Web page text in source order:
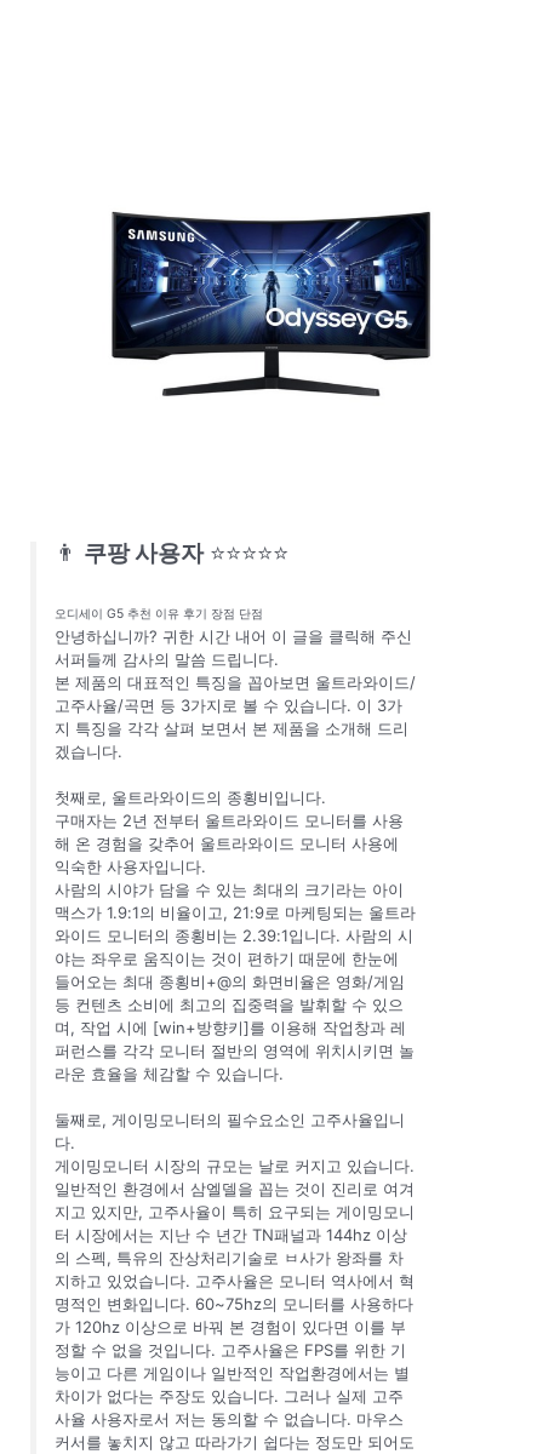
👨 쿠팡 사용자 ⭐⭐⭐⭐⭐
오디세이 G5 추천 이유 후기 장점 단점
안녕하십니까? 귀한 시간 내어 이 글을 클릭해 주신
서퍼들께 감사의 말씀 드립니다.
본 제품의 대표적인 특징을 꼽아보면 울트라와이드/
고주사율/곡면 등 3가지로 볼 수 있습니다. 이 3가
지 특징을 각각 살펴 보면서 본 제품을 소개해 드리
겠습니다.
첫째로, 울트라와이드의 종횡비입니다.
구매자는 2년 전부터 울트라와이드 모니터를 사용
해 온 경험을 갖추어 울트라와이드 모니터 사용에
익숙한 사용자입니다.
사람의 시야가 담을 수 있는 최대의 크기라는 아이
맥스가 1.9:1의 비율이고, 21:9로 마케팅되는 울트라
와이드 모니터의 종횡비는 2.39:1입니다. 사람의 시
야는 좌우로 움직이는 것이 편하기 때문에 한눈에
들어오는 최대 종횡비+@의 화면비율은 영화/게임
등 컨텐츠 소비에 최고의 집중력을 발휘할 수 있으
며, 작업 시에 [win+방향키]를 이용해 작업창과 레
퍼런스를 각각 모니터 절반의 영역에 위치시키면 놀
라운 효율을 체감할 수 있습니다.
둘째로, 게이밍모니터의 필수요소인 고주사율입니
다.
게이밍모니터 시장의 규모는 날로 커지고 있습니다.
일반적인 환경에서 삼엘델을 꼽는 것이 진리로 여겨
지고 있지만, 고주사율이 특히 요구되는 게이밍모니
터 시장에서는 지난 수 년간 TN패널과 144hz 이상
의 스펙, 특유의 잔상처리기술로 ㅂ사가 왕좌를 차
지하고 있었습니다. 고주사율은 모니터 역사에서 혁
명적인 변화입니다. 60~75hz의 모니터를 사용하다
가 120hz 이상으로 바꿔 본 경험이 있다면 이를 부
정할 수 없을 것입니다. 고주사율은 FPS를 위한 기
능이고 다른 게임이나 일반적인 작업환경에서는 별
차이가 없다는 주장도 있습니다. 그러나 실제 고주
사율 사용자로서 저는 동의할 수 없습니다. 마우스
커서를 놓치지 않고 따라가기 쉽다는 정도만 되어도